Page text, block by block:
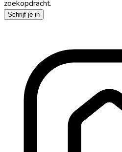
zoekopdracht.
Schrijf je in